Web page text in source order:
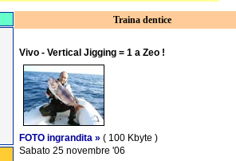
Traina dentice
Vivo - Vertical Jigging = 1 a Zeo !
FOTO ingrandita » ( 100 Kbyte )
Sabato 25 novembre '06